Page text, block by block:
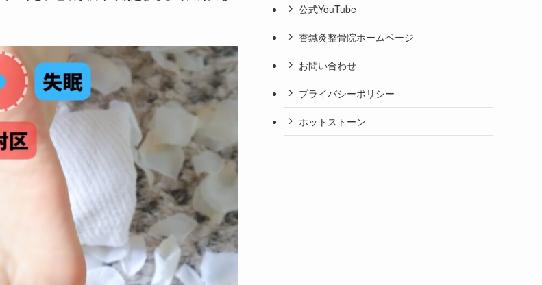
公式YouTube
杏鍼灸整骨院ホームページ
お問い合わせ
プライバシーポリシー
ホットストーン